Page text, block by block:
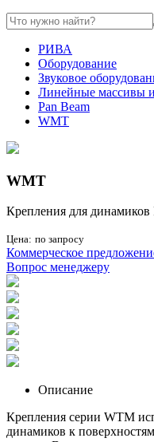
РИВА
Оборудование
Звуковое
Линейные массивы и
Pan Beam
WMT
WMT
Крепления для динамиков
Цена: по запросу
Коммерческое
Вопрос менеджеру
Описание
Крепления серии WTM
динамиков к